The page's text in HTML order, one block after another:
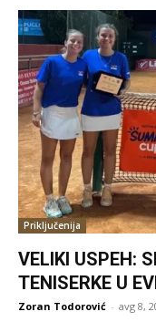
Priključenija
VELIKI USPEH:
TENISERKE U
Zoran Todorović - avg 8,